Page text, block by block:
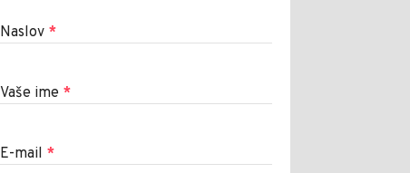
Naslov *
Vaše ime *
E-mail *